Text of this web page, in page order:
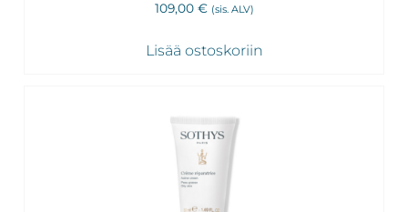
109,00 € (sis. ALV)
Lisää ostoskoriin